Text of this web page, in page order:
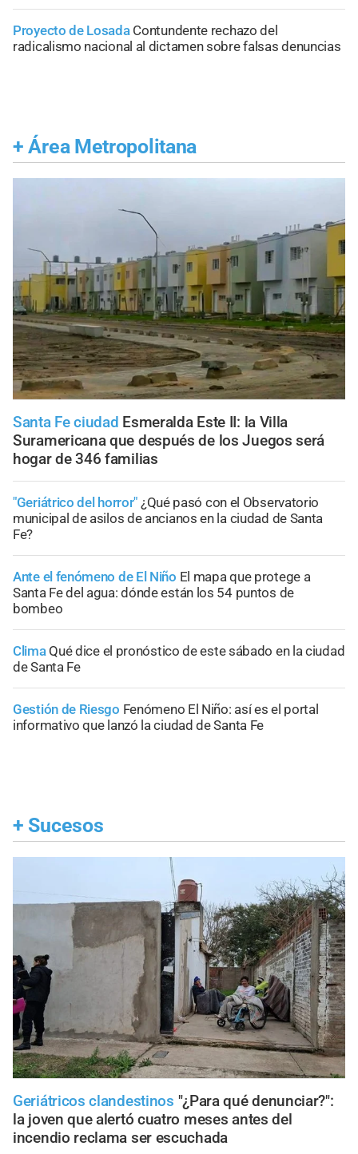
Proyecto de Losada Contundente rechazo del
radicalismo nacional al dictamen sobre falsas denuncias
+ Área Metropolitana
Santa Fe ciudad Esmeralda Este II: la Villa
Suramericana que después de los Juegos será
hogar de 346 familias
"Geriátrico del horror" ¿Qué pasó con el Observatorio
municipal de asilos de ancianos en la ciudad de Santa
Fe?
Ante el fenómeno de El Niño El mapa que protege a
Santa Fe del agua: dónde están los 54 puntos de
bombeo
Clima Qué dice el pronóstico de este sábado en la ciudad
de Santa Fe
Gestión de Riesgo Fenómeno El Niño: así es el portal
informativo que lanzó la ciudad de Santa Fe
+ Sucesos
Geriátricos clandestinos "¿Para qué denunciar?":
la joven que alertó cuatro meses antes del
incendio reclama ser escuchada